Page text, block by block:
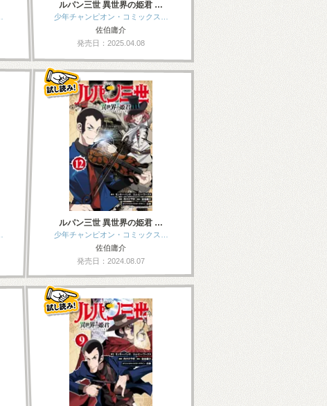
ルパン三世 異世界の姫君 …
少年チャンピオン・コミックス…
佐伯庸介
発売日：2025.04.08
ルパン三世 異世界の姫君 …
少年チャンピオン・コミックス…
佐伯庸介
発売日：2024.08.07